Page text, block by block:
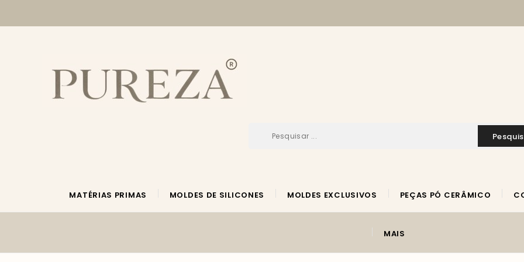
MATÉRIAS PRIMAS MOLDES DE SILICONES MOLDES EXCLUSIVOS PEÇAS PÓ CERÂMICO
MAIS